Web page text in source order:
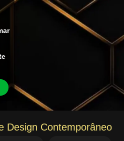
Design Contemporâneo